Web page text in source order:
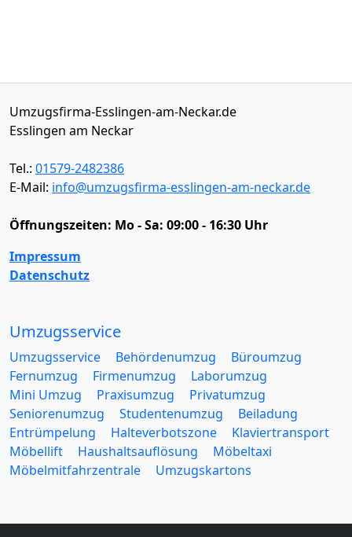
Umzugsfirma-Esslingen-am-Neckar.de
Esslingen am Neckar
Tel.: 01579-2482386
E-Mail: info@umzugsfirma-esslingen-am-neckar.de
Öffnungszeiten: Mo - Sa: 09:00 - 16:30 Uhr
Impressum
Datenschutz
Umzugsservice
Umzugsservice Behördenumzug
Büroumzug
Fernumzug
Firmenumzug
Laborumzug
Mini Umzug
Praxisumzug
Privatumzug
Seniorenumzug
Studentenumzug
Beiladung
Entrümpelung
Halteverbotszone
Klaviertransport
Möbellift
Haushaltsauflösung
Möbeltaxi
Möbelmitfahrzentrale
Umzugskartons